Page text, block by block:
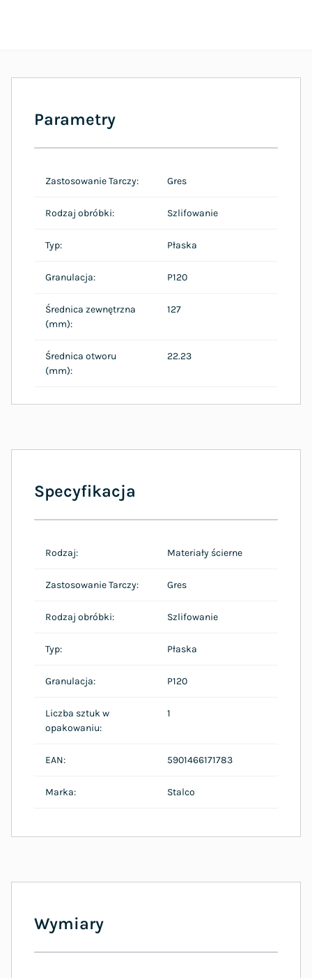
Parametry
Zastosowanie Tarczy: Gres
Rodzaj obróbki: Szlifowanie
Typ: Płaska
Granulacja: P120
Średnica zewnętrzna
(mm):
127
Średnica otworu
(mm):
22.23
Specyfikacja
Rodzaj: Materiały ścierne
Zastosowanie Tarczy: Gres
Rodzaj obróbki: Szlifowanie
Typ: Płaska
Granulacja: P120
Liczba sztuk w
opakowaniu:
1
EAN: 5901466171783
Marka: Stalco
Wymiary